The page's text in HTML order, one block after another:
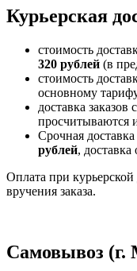
Курьерская
стоимость
320 рублей (в
стоимость
основному
доставка
просчитываются
Срочная
рублей, доставка
Оплата при
вручения заказа.
Самовывоз (г.